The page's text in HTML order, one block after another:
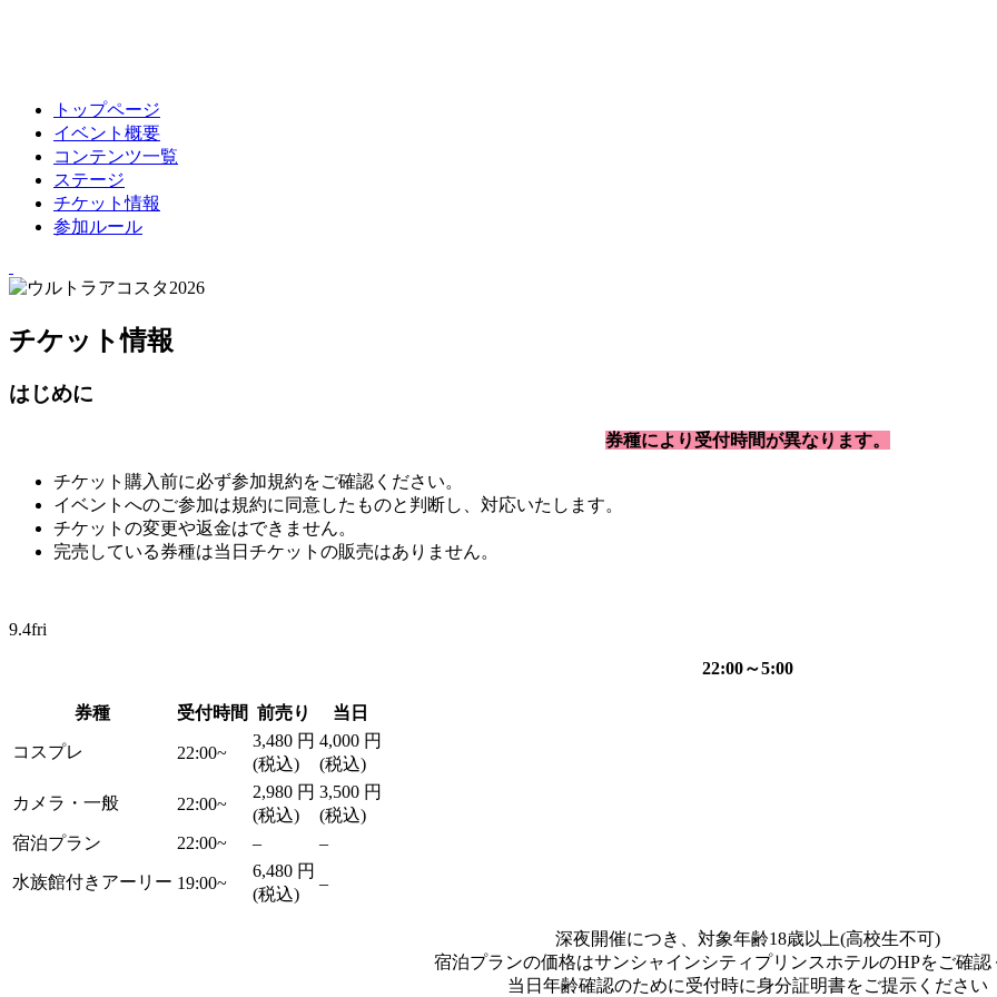
トップページ
イベント概要
コンテンツ一覧
ステージ
チケット情報
参加ルール
チケット情報
はじめに
券種により受付時間が異なります。
チケット購入前に必ず参加規約をご確認ください。
イベントへのご参加は規約に同意したものと判断し、対応いたします。
チケットの変更や返金はできません。
完売している券種は当日チケットの販売はありません。
9.4fri
22:00～5:00
券種 受付時間 前売り 当日
コスプレ 22:00~
3,480 円
(税込)
4,000 円
(税込)
カメラ・一般 22:00~
2,980 円
(税込)
3,500 円
(税込)
宿泊プラン
22:00~ – –
水族館付きアーリー 19:00~
6,480 円
(税込)
–
深夜開催につき、対象年齢18歳以上(高校生不可)
宿泊プランの価格はサンシャインシティプリンスホテルのHPをご確認
当日年齢確認のために受付時に身分証明書をご提示ください